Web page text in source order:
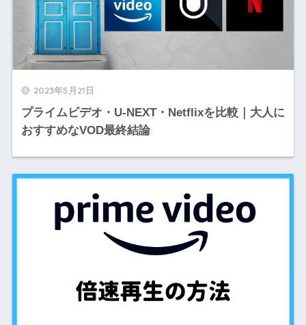
2023年5月21日
プライムビデオ・U-NEXT・Netflixを比較｜大人に
おすすめなVOD最終結論